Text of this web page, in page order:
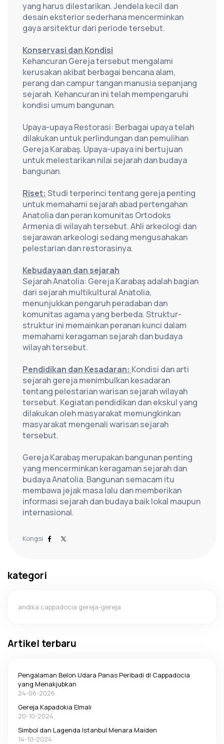
yang harus dilestarikan. Jendela kecil dan
desain eksterior sederhana mencerminkan
gaya arsitektur dari periode tersebut.
Konservasi dan Kondisi
Kehancuran Gereja tersebut mengalami
kerusakan akibat berbagai bencana alam,
perang dan campur tangan manusia sepanjang
sejarah. Kehancuran ini telah mempengaruhi
kondisi umum bangunan.
Upaya-upaya Restorasi: Berbagai upaya telah
dilakukan untuk perlindungan dan pemulihan
Gereja Karabaş. Upaya-upaya ini bertujuan
untuk melestarikan nilai sejarah dan budaya
bangunan.
Riset: Studi terperinci tentang gereja penting
untuk memahami sejarah abad pertengahan
Anatolia dan peran komunitas Ortodoks
Armenia di wilayah tersebut. Ahli arkeologi dan
sejarawan arkeologi sedang mengusahakan
pelestarian dan restorasinya.
Kebudayaan dan sejarah
Sejarah Anatolia: Gereja Karabaş adalah bagian
dari sejarah multikultural Anatolia,
menunjukkan pengaruh peradaban dan
komunitas agama yang berbeda. Struktur-
struktur ini memainkan peranan kunci dalam
memahami keragaman sejarah dan budaya
wilayah tersebut.
Pendidikan dan Kesadaran: Kondisi dan arti
sejarah gereja menimbulkan kesadaran
tentang pelestarian warisan sejarah wilayah
tersebut. Kegiatan pendidikan dan ekskul yang
dilakukan oleh masyarakat memungkinkan
masyarakat mengenali warisan sejarah
tersebut.
Gereja Karabaş merupakan bangunan penting
yang mencerminkan keragaman sejarah dan
budaya Anatolia. Bangunan semacam itu
membawa jejak masa lalu dan memberikan
informasi sejarah dan budaya baik lokal maupun
internasional.
Kongsi
kategori
andika cappadocia gereja-gereja
Artikel terbaru
Pengalaman Belon Udara Panas Peribadi di Cappadocia
yang Menakjubkan
24-06-2026
Gereja Kapadokia Elmalı
20-10-2024
Simbol dan Lagenda Istanbul Menara Maiden
14-10-2024